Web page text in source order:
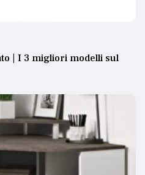
| I 3 migliori modelli sul